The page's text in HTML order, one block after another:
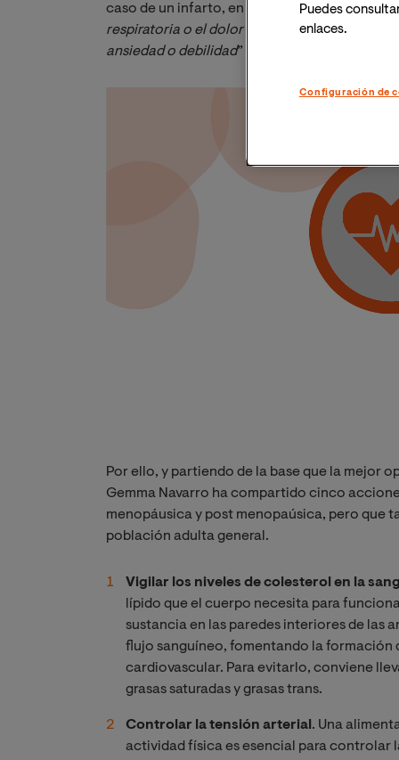
caso de un infarto, en las mujeres “los
respiratoria o el dolor epigástrico. Además,
ansiedad o debilidad” Según explica la Dra.
Por ello, y partiendo de la base que la mejor
Gemma Navarro ha compartido cinco
menopáusica y post menopaúsica, pero que
población adulta general.
Vigilar los niveles de colesterol en la
lípido que el cuerpo necesita para
sustancia en las paredes interiores de las
flujo sanguíneo, fomentando la formación
cardiovascular. Para evitarlo, conviene
grasas saturadas y grasas trans.
Controlar la tensión arterial . Una
actividad física es esencial para controlar
Puedes
enlaces.
Configuración de